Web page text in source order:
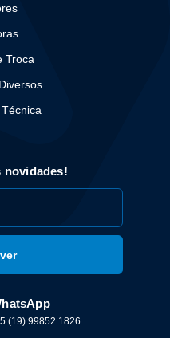
Troca
novidades!
(19) 99852.1826